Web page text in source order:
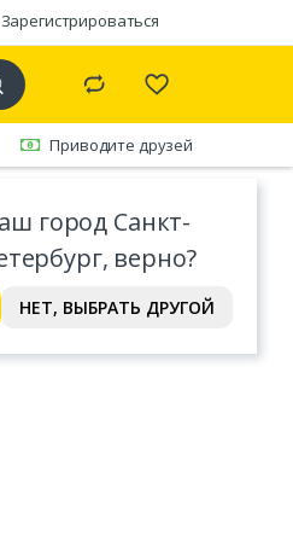
Зарегистрироваться
город Санкт-
верно?
НЕТ, ВЫБРАТЬ ДРУГОЙ
Приводите друзей